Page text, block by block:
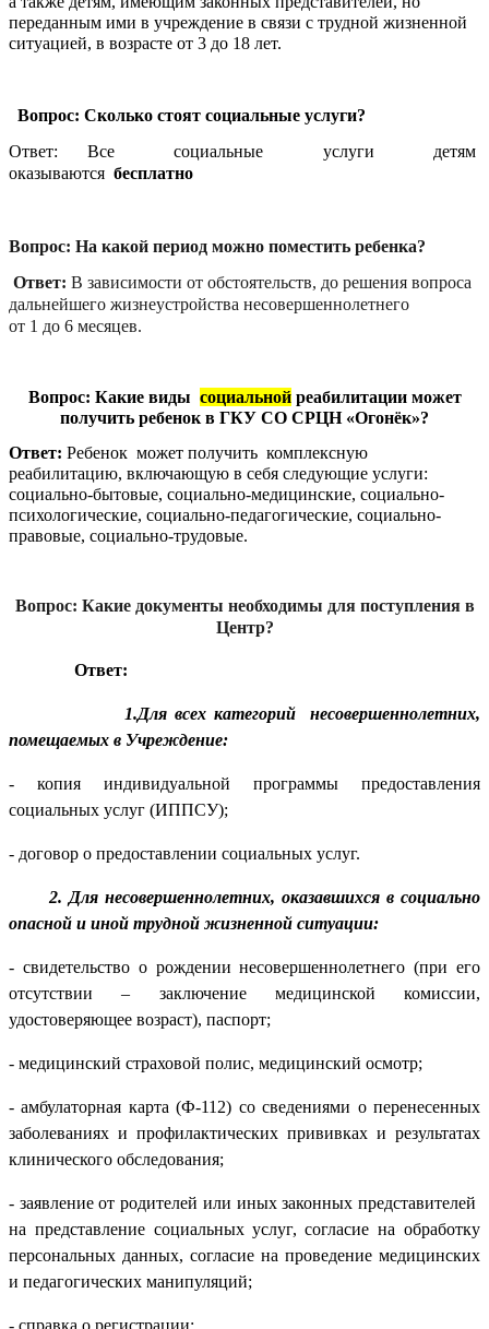
переданным ими в учреждение в связи с трудной жизненной
ситуацией, в возрасте от 3 до 18 лет.
Вопрос: Сколько стоят социальные услуги?
Ответ: Все социальные услуги детям
оказываются бесплатно
Вопрос: На какой период можно поместить ребенка?
Ответ: В зависимости от обстоятельств, до решения вопроса
дальнейшего жизнеустройства несовершеннолетнего
от 1 до 6 месяцев.
Вопрос: Какие виды социальнойреабилитации может
получить ребенок в ГКУ СО СРЦН «Огонёк»?
Ответ: Ребенок может получить комплексную
реабилитацию, включающую в себя следующие услуги:
социально-бытовые, социально-медицинские, социально-
психологические, социально-педагогические, социально-
правовые, социально-трудовые.
Вопрос: Какие документы необходимы для поступления в
Центр?
Ответ:
1.Для всех категорий несовершеннолетних,
помещаемых в Учреждение:
- копия индивидуальной программы предоставления
социальных услуг (ИППСУ);
- договор о предоставлении социальных услуг.
2. Для несовершеннолетних, оказавшихся в социально
опасной и иной трудной жизненной ситуации:
- свидетельство о рождении несовершеннолетнего (при его
отсутствии – заключение медицинской комиссии,
удостоверяющее возраст), паспорт;
- медицинский страховой полис, медицинский осмотр;
- амбулаторная карта (Ф-112) со сведениями о перенесенных
заболеваниях и профилактических прививках и результатах
клинического обследования;
- заявление от родителей или иных законных представителей
на представление социальных услуг, согласие на обработку
персональных данных, согласие на проведение медицинских
и педагогических манипуляций;
- справка о регистрации;